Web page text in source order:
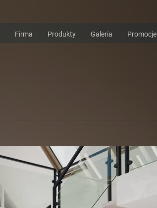
Firma Produkty Galeria Promocje